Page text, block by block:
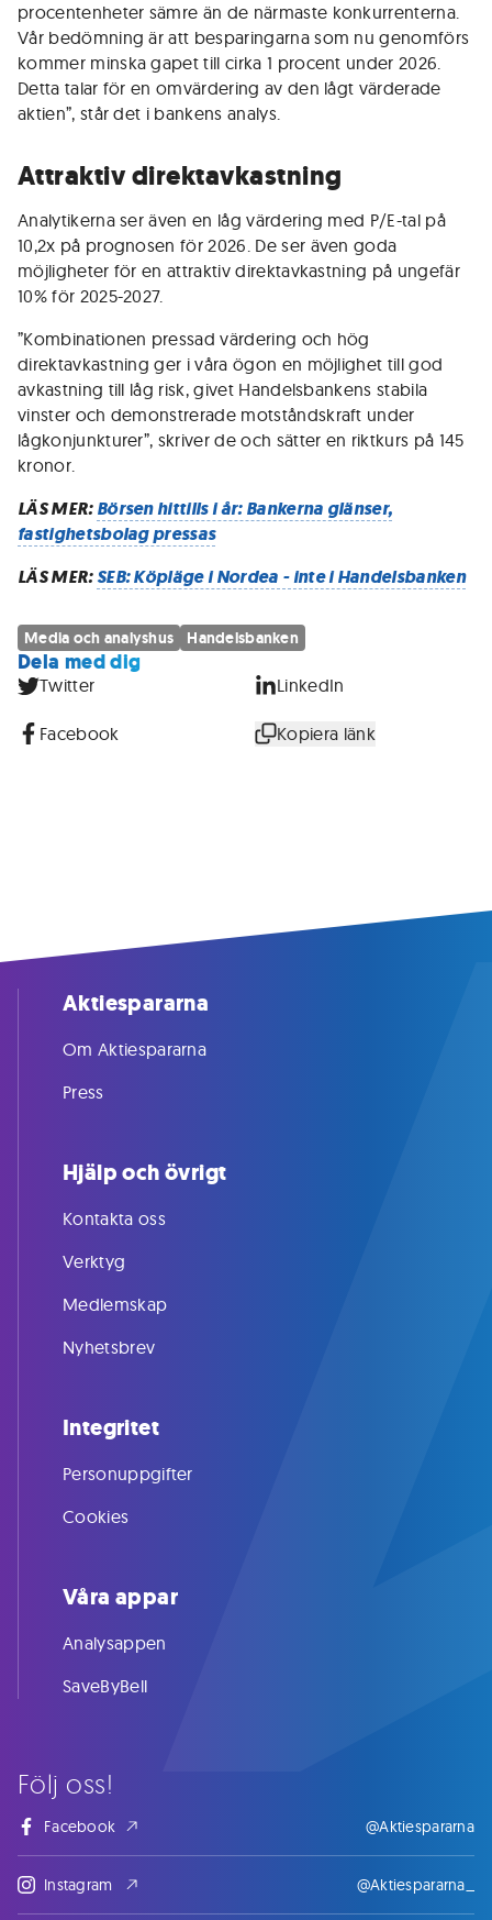
procentenheter sämre än de närmaste konkurrenterna.
Vår bedömning är att besparingarna som nu genomförs
kommer minska gapet till cirka 1 procent under 2026.
Detta talar för en omvärdering av den lågt värderade
aktien”, står det i bankens analys.
Attraktiv direktavkastning
Analytikerna ser även en låg värdering med P/E-tal på
10,2x på prognosen för 2026. De ser även goda
möjligheter för en attraktiv direktavkastning på ungefär
10% för 2025-2027.
”Kombinationen pressad värdering och hög
direktavkastning ger i våra ögon en möjlighet till god
avkastning till låg risk, givet Handelsbankens stabila
vinster och demonstrerade motståndskraft under
lågkonjunkturer”, skriver de och sätter en riktkurs på 145
kronor.
LÄS MER:Börsen hittills i år: Bankerna glänser,
fastighetsbolag pressas
LÄS MER:SEB: Köpläge i Nordea - inte i Handelsbanken
Media och analyshus Handelsbanken
Dela med dig
Twitter LinkedIn
Facebook Kopiera länk
Följ oss!
Facebook @Aktiespararna
Instagram @Aktiespararna_
Aktiespararna
Om Aktiespararna
Press
Hjälp och övrigt
Kontakta oss
Verktyg
Medlemskap
Nyhetsbrev
Integritet
Personuppgifter
Cookies
Våra appar
Analysappen
SaveByBell